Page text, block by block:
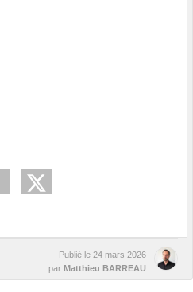
Publié le 24 mars 2026
par Matthieu BARREAU